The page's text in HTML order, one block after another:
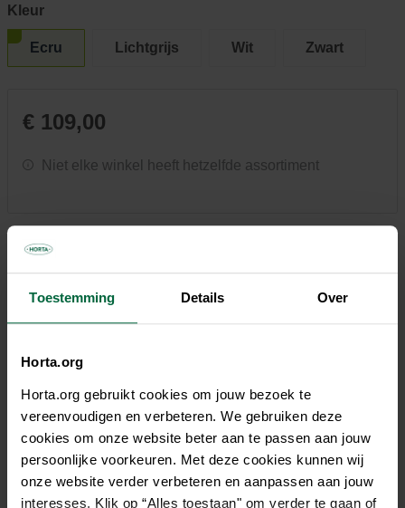
Toestemming Details Over
Horta.org
Horta.org gebruikt cookies om jouw bezoek te
vereenvoudigen en verbeteren. We gebruiken deze
cookies om onze website beter aan te passen aan jouw
persoonlijke voorkeuren. Met deze cookies kunnen wij
onze website verder verbeteren en aanpassen aan jouw
interesses. Klik op “Alles toestaan" om verder te gaan of
Kleur
Ecru Lichtgrijs Wit Zwart
€ 109,00
Niet elke winkel heeft hetzelfde assortiment
doekspanners. Gebruiksgemak| Eenvoudig te openen en
sluiten door easy-up draaisysteem. Schaduwvlak| Makkelijk
te plaatsen, te verplaatsen en te kantelen om overal schaduw
te kunnen creëren. Doekkwaliteit| Het 220 grams polyester
doek in de kleur ecru blijft lang mooi en biedt een goede
bescherming tegen de zon; tot 96% UV protectie. Het doek is
voorzien van waterafstotende coating en doekspanners.